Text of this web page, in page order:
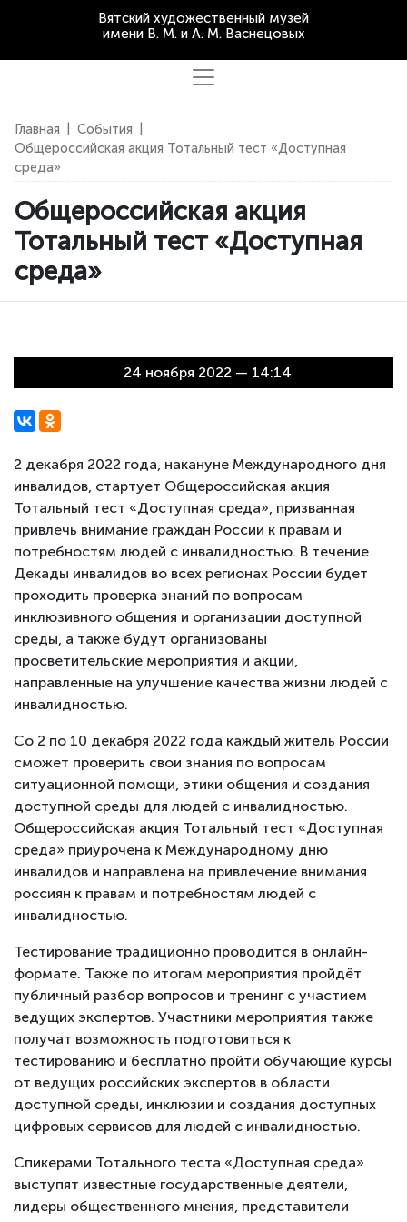
Вятский художественный музей
имени В. М. и А. М. Васнецовых
Главная События
Общероссийская акция Тотальный тест «Доступная
среда»
Общероссийская акция
Тотальный тест «Доступная
среда»
24 ноября 2022 — 14:14
2 декабря 2022 года, накануне Международного дня
инвалидов, стартует Общероссийская акция
Тотальный тест «Доступная среда», призванная
привлечь внимание граждан России к правам и
потребностям людей с инвалидностью. В течение
Декады инвалидов во всех регионах России будет
проходить проверка знаний по вопросам
инклюзивного общения и организации доступной
среды, а также будут организованы
просветительские мероприятия и акции,
направленные на улучшение качества жизни людей с
инвалидностью.
Со 2 по 10 декабря 2022 года каждый житель России
сможет проверить свои знания по вопросам
ситуационной помощи, этики общения и создания
доступной среды для людей с инвалидностью.
Общероссийская акция Тотальный тест «Доступная
среда» приурочена к Международному дню
инвалидов и направлена на привлечение внимания
россиян к правам и потребностям людей с
инвалидностью.
Тестирование традиционно проводится в онлайн-
формате. Также по итогам мероприятия пройдёт
публичный разбор вопросов и тренинг с участием
ведущих экспертов. Участники мероприятия также
получат возможность подготовиться к
тестированию и бесплатно пройти обучающие курсы
от ведущих российских экспертов в области
доступной среды, инклюзии и создания доступных
цифровых сервисов для людей с инвалидностью.
Спикерами Тотального теста «Доступная среда»
выступят известные государственные деятели,
лидеры общественного мнения, представители